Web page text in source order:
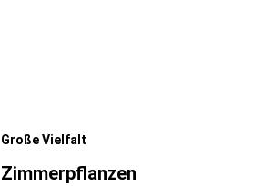
Große Vielfalt
Zimmerpflanzen